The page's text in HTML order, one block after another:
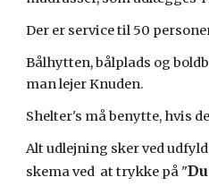
Der er service til 50
Bålhytten, bålplads og
man lejer Knuden.
Shelter's må benytte, hvis
Alt udlejning sker ved
skema ved at trykke på "Du